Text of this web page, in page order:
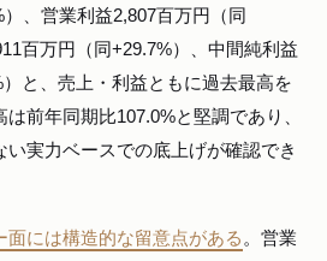
、営業利益2,807百万円（同
百万円（同+29.7%）、中間純利益
と、売上・利益ともに過去最高を
前年同期比107.0%と堅調であり、
い実力ベースでの底上げが確認でき
面には構造的な留意点がある 。営業